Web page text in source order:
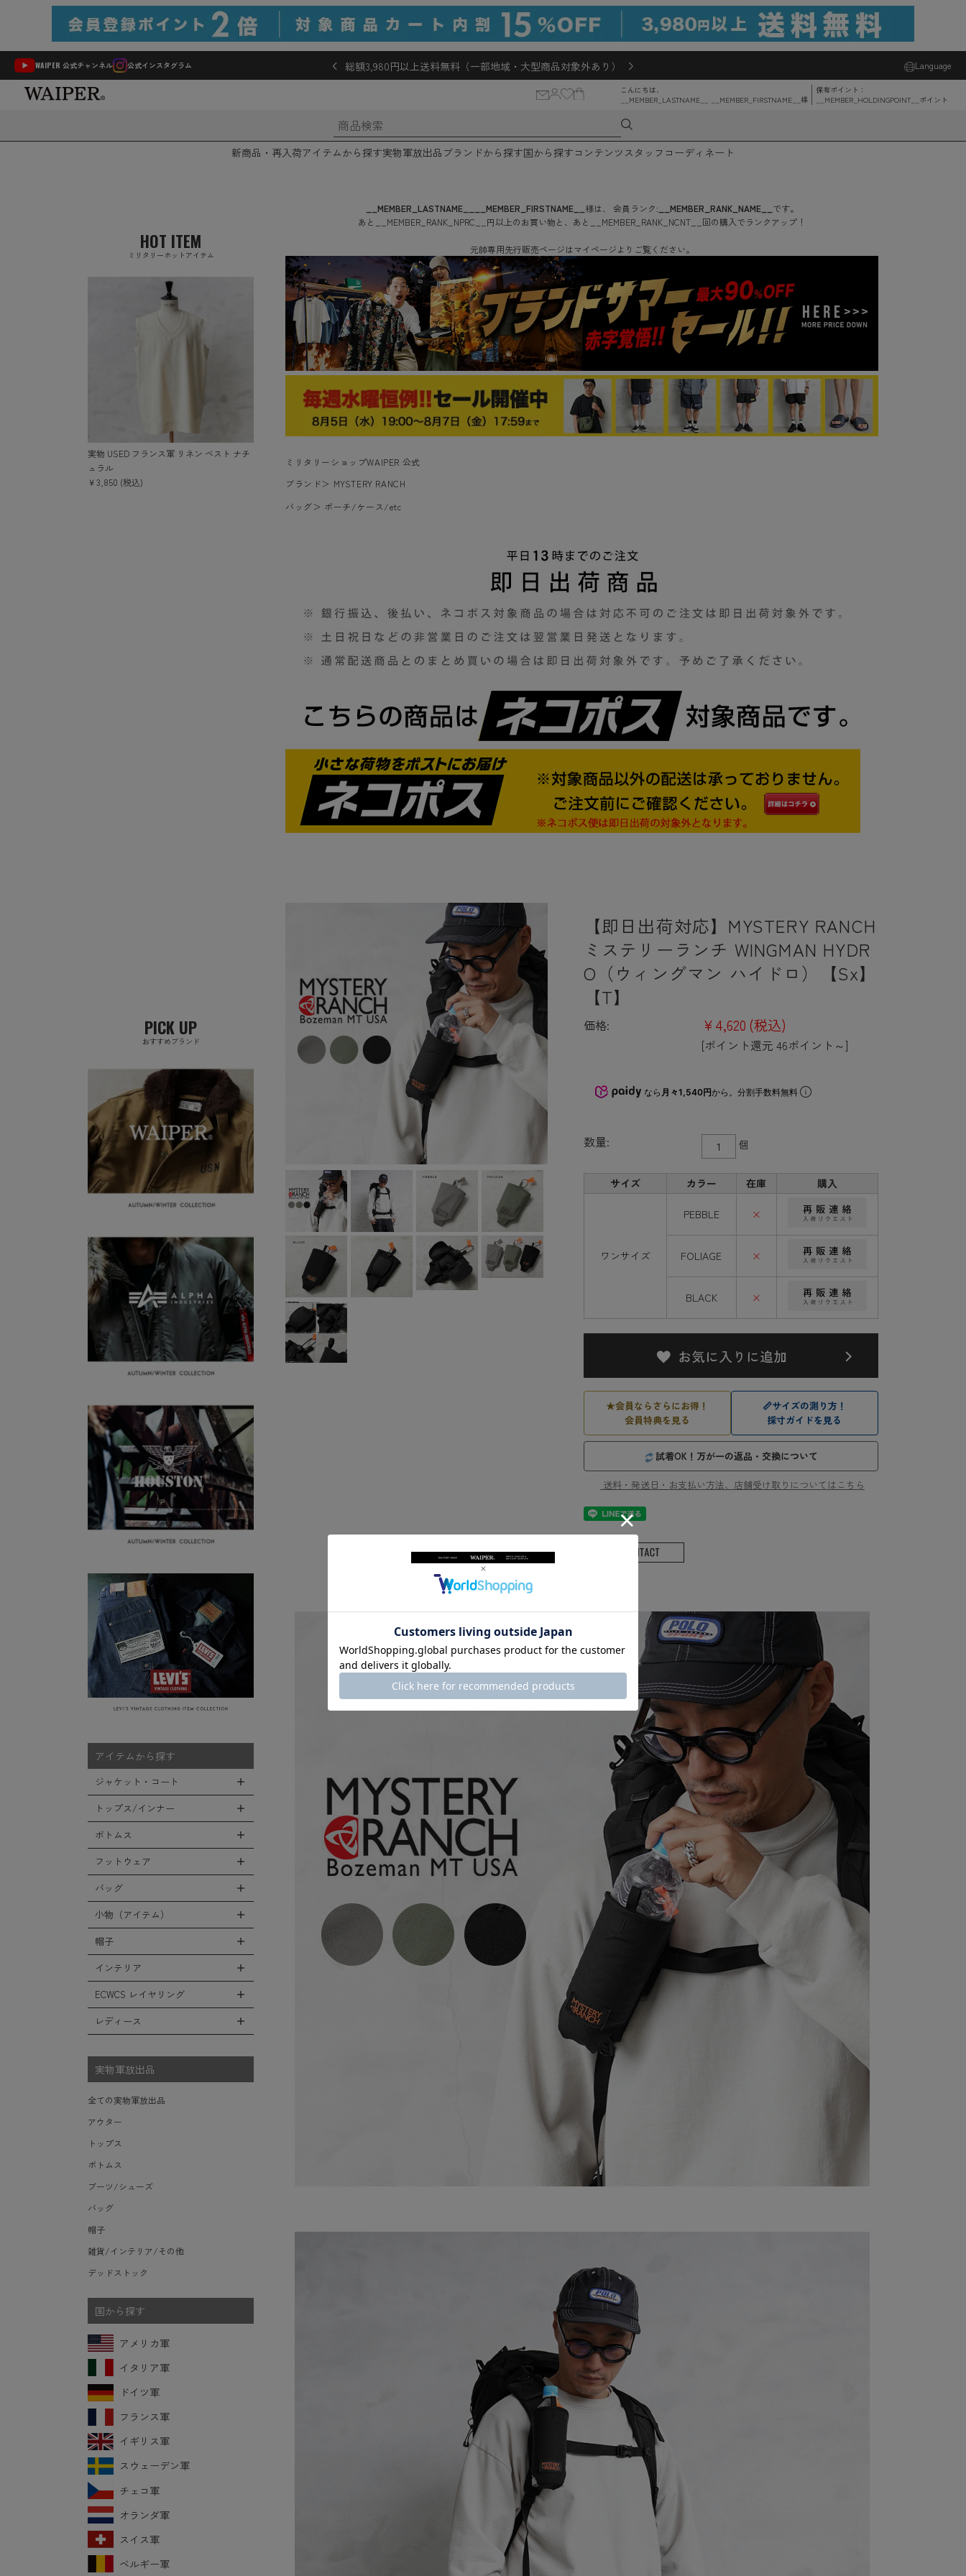
WAIPER 公式チャンネル 公式インスタグラム 総額3,980円以上送料無料（一部地域・大型商品対象外あり） Language
こんにちは、
__MEMBER_LASTNAME__ __MEMBER_FIRSTNAME__ 様
保有ポイント：
__MEMBER_HOLDINGPOINT__
ポイント
新商品・再入荷アイテムから探す実物軍放出品 ブランドから探す国から探す コンテンツ スタッフコーディネート
__MEMBER_LASTNAME__ __MEMBER_FIRSTNAME__ 様は、 会員ランク: __MEMBER_RANK_NAME__ です。
あと
__MEMBER_RANK_NPRC__ 円以上のお買い物と、あと __MEMBER_RANK_NCNT__ 回の購入でランクアップ！
元帥専用先行販売ページはマイページよりご覧ください。
ミリタリーショップWAIPER 公式
ブランド＞ MYSTERY RANCH
バッグ＞ ポーチ/ケース/etc
【即日出荷対応】MYSTERY RANCH
ミステリーランチ WINGMAN HYDR
O（ウィングマン ハイドロ）【Sx】
【T】
価格: ¥4,620 (税込)
[ポイント還元 46ポイント～]
なら 月々1,540円から。分割手数料無料
数量: 個
サイズ カラー 在庫 購入
ワンサイズ
PEBBLE ×
FOLIAGE ×
BLACK ×
★会員ならさらにお得！
会員特典を見る
📏サイズの測り方！
採寸ガイドを見る
試着OK！万が一の返品・交換について
送料・発送日・お支払い方法、店舗受け取りについてはこちら
HOT ITEM
ミリタリーホットアイテム
実物 USED フランス軍 リネン ベスト ナチ
ュラル
￥3,850 (税込)
PICK UP
おすすめブランド
アイテムから探す
ジャケット・コート
全てのジャケット・コート
LEVEL7
フライトジャケット
M-65ジャケット
デッキジャケット
タンカースジャケット
コート
ソフトシェルジャケット
フリースジャケット
レザーアウター
ジャケットライナー
モッズコート
トップス/インナー
全てのトップス/インナー
Tシャツ
シャツ
スウェット/パーカー
セーター/カーディガン
ベスト
タンクトップ
ボトムス
全てのボトムス
カーゴパンツ
デニムパンツ
チノ，ワークパンツ
ファティーグパンツ
ナイロンパンツ
スウェットパンツ
ショートパンツ
アンダー（下着）
フットウェア
全てのフットウェア
ブーツ
シューズ・スニーカー
サンダル
レインシューズ・ブーツ
ソックス/靴下
バッグ
全てのバッグ
リュックサック
ショルダーバッグ
ヘルメットバッグ
メッセンジャーバッグ
トートバッグ
ダッフルバッグ
小物（アイテム）
全ての小物（アイテム）
グローブ（手袋）
防寒物（ネックウォーマーetc）
傘/ポンチョ
ミリタリーウォッチ
サングラス・ゴーグル
ベルト
食器/ボトル/etc
ミリタリー雑貨
ライト/懐中電灯/etc
ロープ/コード/etc
タオル/ハンカチ/etc
その他の小物
帽子
全ての帽子
キャップ
ハット
ニット帽（ビーニー）
ベレー帽
ハンチング
キャスケット
その他
インテリア
全てのインテリア
デスク、椅子、家具
ボックス/ガソリン缶/etc
生地・テントシェル
ECWCS レイヤリング
全てのECWCS
ミッドベースレイヤー Level.2
レディース
実物軍放出品
全ての実物軍放出品
アウター
トップス
ボトムス
ブーツ/シューズ
バッグ
帽子
雑貨/インテリア/その他
デッドストック
国から探す
アメリカ軍
イタリア軍
ドイツ軍
フランス軍
イギリス軍
スウェーデン軍
チェコ軍
オランダ軍
スイス軍
ベルギー軍